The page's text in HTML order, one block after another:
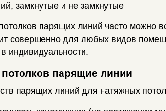
замкнутые и не замкнутые
парящих линий часто можно
совершенно для любых видов
индивидуальности.
парящие линии
парящих линий для натяжных